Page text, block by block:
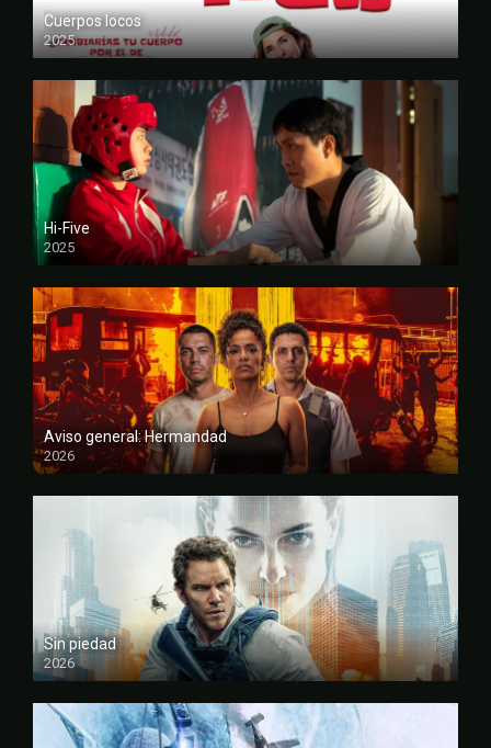
Cuerpos locos
2025
FULL HD
Hi-Five
2025
FULL HD
Aviso general: Hermandad
2026
FULL HD
Sin piedad
2026
FULL HD